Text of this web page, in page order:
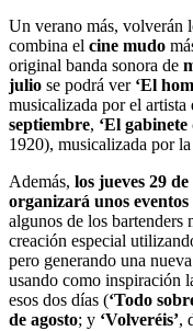
Un verano más, volverán
combina el cine mudo
original banda sonora de
julio se podrá ver ‘El
musicalizada por el
septiembre, ‘El
1920), musicalizada por
Además, los jueves 29
organizará unos
algunos de los bartenders
creación especial
pero generando una
usando como inspiración
esos dos días (‘Todo
de agosto; y ‘Volveréis’,